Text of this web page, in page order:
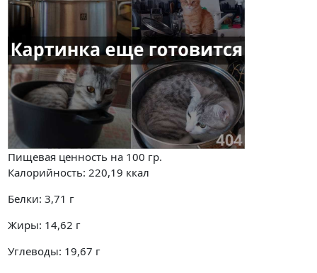
Пищевая ценность на 100 гр.
Калорийность: 220,19 ккал
Белки: 3,71 г
Жиры: 14,62 г
Углеводы: 19,67 г